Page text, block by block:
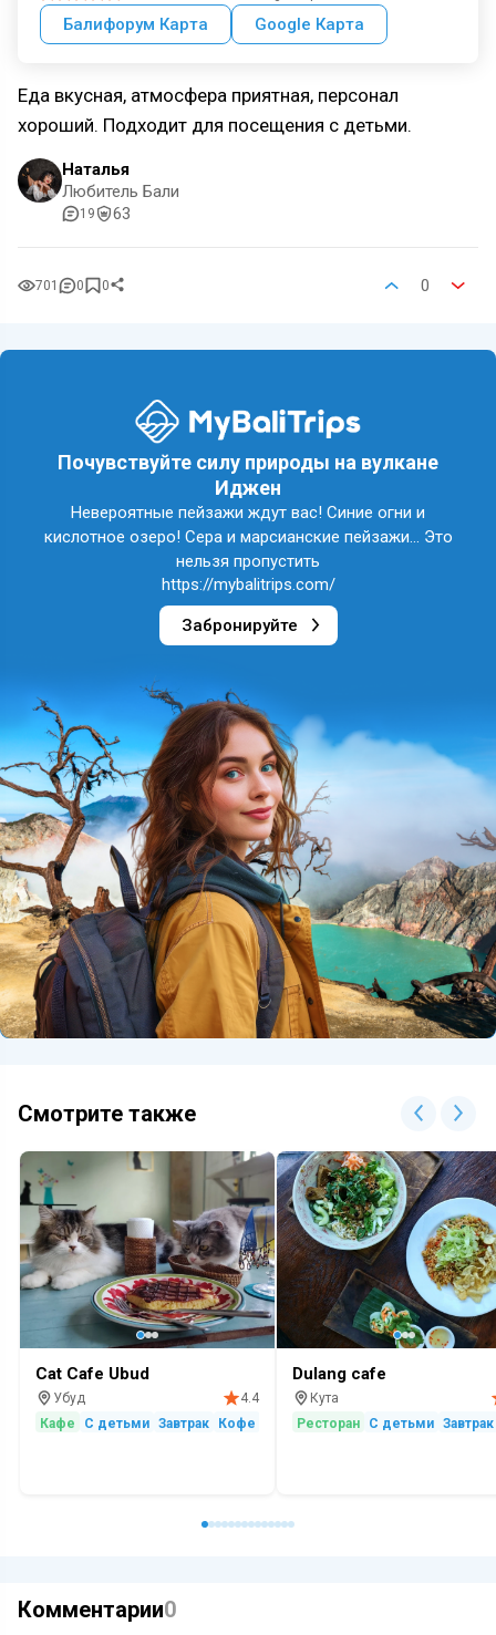
Балифорум Карта Google Карта
Еда вкусная, атмосфера приятная, персонал
хороший. Подходит для посещения с детьми.
Наталья
Любитель Бали
19 63
701 0 0 0
Почувствуйте силу природы на вулкане
Иджен
Невероятные пейзажи ждут вас! Синие огни и
кислотное озеро! Сера и марсианские пейзажи... Это
нельзя пропустить
https://mybalitrips.com/
Забронируйте
Смотрите также
Cat Cafe Ubud
Убуд
4.4
Кафе
С детьми Завтрак Кофе Десерты
Dulang cafe
Кута
Ресторан
С детьми Завтрак
Комментарии0